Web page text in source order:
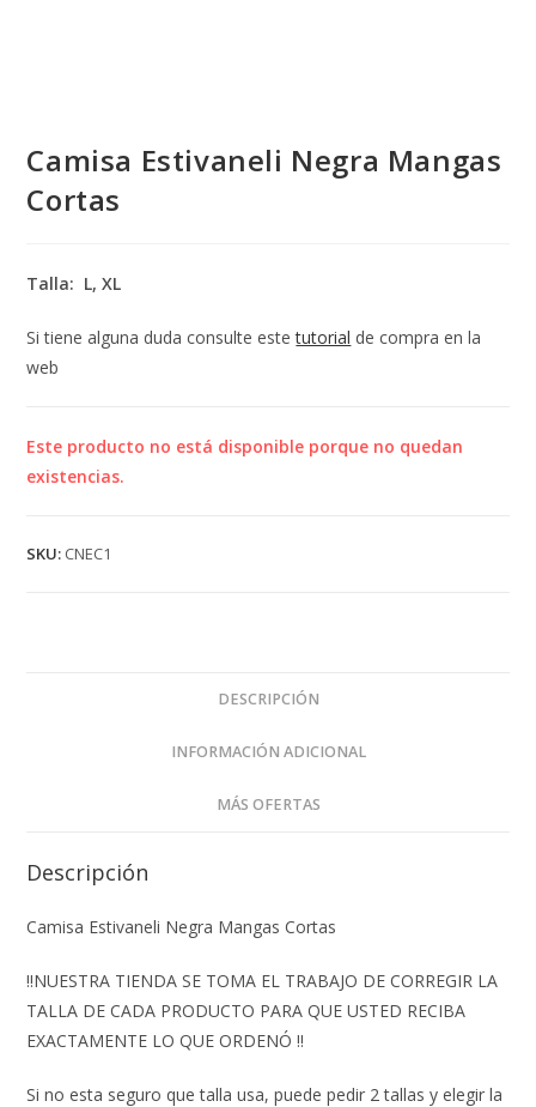
Camisa Estivaneli Negra Mangas
Cortas
Talla: L, XL
Si tiene alguna duda consulte estetutorial de compra en la
web
Este producto no está disponible porque no quedan
existencias.
SKU: CNEC1
DESCRIPCIÓN
INFORMACIÓN ADICIONAL
MÁS OFERTAS
Descripción
Camisa Estivaneli Negra Mangas Cortas
‼️NUESTRA TIENDA SE TOMA EL TRABAJO DE CORREGIR LA
TALLA DE CADA PRODUCTO PARA QUE USTED RECIBA
EXACTAMENTE LO QUE ORDENÓ ‼️
Si no esta seguro que talla usa, puede pedir 2 tallas y elegir la